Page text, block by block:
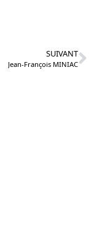
SUIVANT
Jean-François MINIAC